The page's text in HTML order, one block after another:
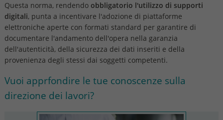
Questa norma, rendendo obbligatorio l'utilizzo di supporti
digitali, punta a incentivare l'adozione di piattaforme
elettroniche aperte con formati standard per garantire di
documentare l'andamento dell'opera nella garanzia
dell'autenticità, della sicurezza dei dati inseriti e della
provenienza degli stessi dai soggetti competenti.
Vuoi apprfondire le tue conoscenze sulla
direzione dei lavori?